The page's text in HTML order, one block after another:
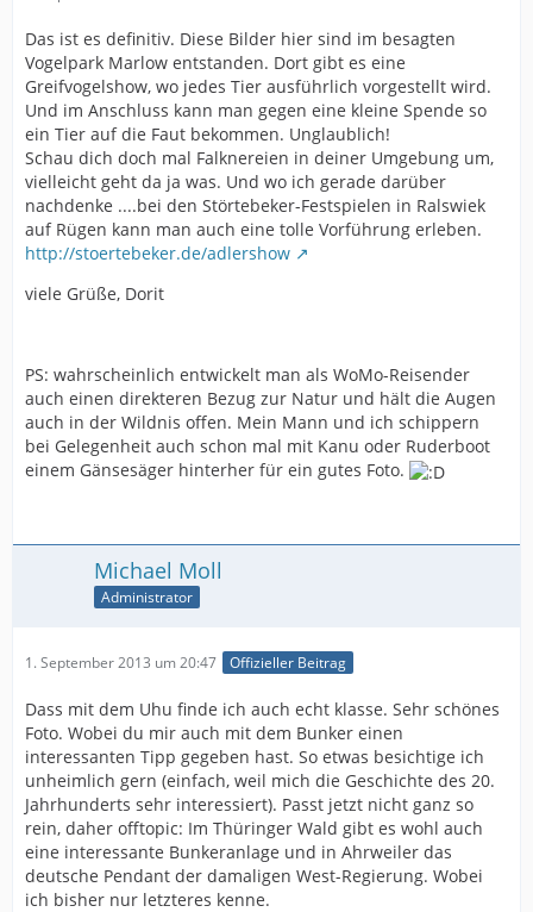
Das ist es definitiv. Diese Bilder hier sind im besagten
Vogelpark Marlow entstanden. Dort gibt es eine
Greifvogelshow, wo jedes Tier ausführlich vorgestellt wird.
Und im Anschluss kann man gegen eine kleine Spende so
ein Tier auf die Faut bekommen. Unglaublich!
Schau dich doch mal Falknereien in deiner Umgebung um,
vielleicht geht da ja was. Und wo ich gerade darüber
nachdenke ....bei den Störtebeker-Festspielen in Ralswiek
auf Rügen kann man auch eine tolle Vorführung erleben.
http://stoertebeker.de/adlershow
viele Grüße, Dorit
PS: wahrscheinlich entwickelt man als WoMo-Reisender
auch einen direkteren Bezug zur Natur und hält die Augen
auch in der Wildnis offen. Mein Mann und ich schippern
bei Gelegenheit auch schon mal mit Kanu oder Ruderboot
einem Gänsesäger hinterher für ein gutes Foto.
Michael Moll
Administrator
1. September 2013 um 20:47 Offizieller Beitrag
Dass mit dem Uhu finde ich auch echt klasse. Sehr schönes
Foto. Wobei du mir auch mit dem Bunker einen
interessanten Tipp gegeben hast. So etwas besichtige ich
unheimlich gern (einfach, weil mich die Geschichte des 20.
Jahrhunderts sehr interessiert). Passt jetzt nicht ganz so
rein, daher offtopic: Im Thüringer Wald gibt es wohl auch
eine interessante Bunkeranlage und in Ahrweiler das
deutsche Pendant der damaligen West-Regierung. Wobei
ich bisher nur letzteres kenne.